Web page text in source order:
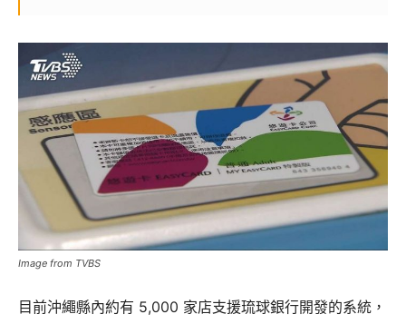
Image from TVBS
目前沖繩縣內約有 5,000 家店支援琉球銀行開發的系統，